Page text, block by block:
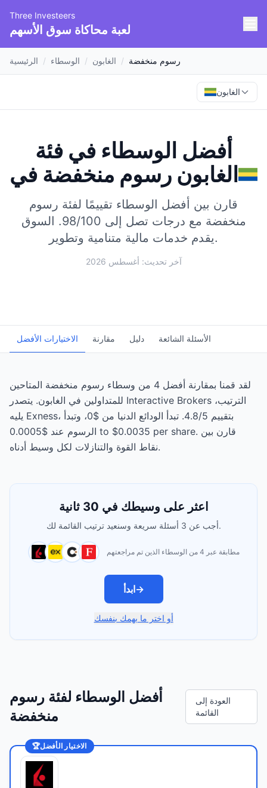
Three Investeers
لعبة محاكاة سوق الأسهم
الرئيسية / الوسطاء / الغابون / رسوم منخفضة
الغابون
أفضل الوسطاء في فئة
رسوم منخفضة الغابون
قارن بين أفضل الوسطاء تقييمًا لفئة رسوم
منخفضة مع درجات تصل إلى 98/100.
السوق
يقدم خدمات مالية متنامية وتطوير.
آخر تحديث: أغسطس 2026
الاختيارات الأفضل مقارنة دليل الأسئلة الشائعة
لقد قمنا بمقارنة أفضل 4 من وسطاء رسوم منخفضة المتاحين
للمتداولين في الغابون. يتصدر Interactive Brokers الترتيب،
يليه Exness، بتقييم 4.8/5. تبدأ الودائع الدنيا من $0، وتبدأ
الرسوم عند $0.0005 to $0.0035 per share. قارن بين
نقاط القوة والتنازلات لكل وسيط أدناه.
اعثر على وسيطك في 30 ثانية
أجب عن 3 أسئلة سريعة وسنعيد ترتيب القائمة لك.
مطابقة عبر 4 من الوسطاء الذين تم مراجعتهم
ابدأ→
أو اختر ما يهمك بنفسك
أفضل الوسطاء لفئة رسوم
منخفضة
العودة إلى
القائمة
🏆الاختيار الأفضل